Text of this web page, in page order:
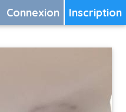
Inscription
Connexion